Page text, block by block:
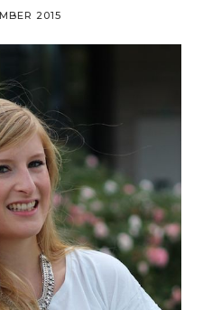
2015